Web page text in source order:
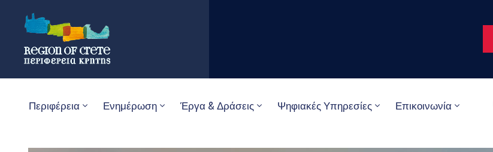
Περιφέρεια Ενημέρωση Έργα & Δράσεις Ψηφιακές Υπηρεσίες Επικοινωνία